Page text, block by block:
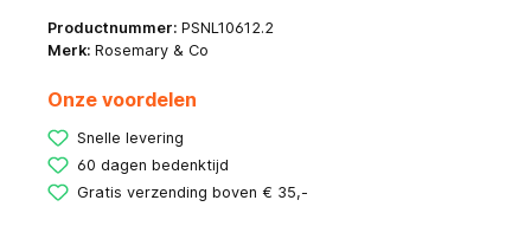
Productnummer: PSNL10612.2
Merk: Rosemary & Co
Onze voordelen
Snelle levering
60 dagen bedenktijd
Gratis verzending boven € 35,-